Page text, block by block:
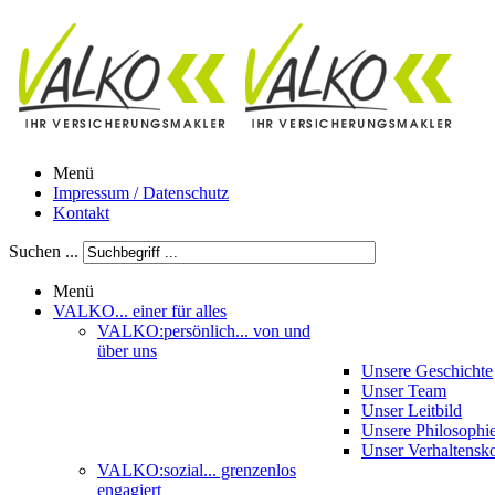
Menü
Impressum / Datenschutz
Kontakt
Suchen ...
Menü
VALKO... einer für alles
VALKO:persönlich... von und
über uns
Unsere Geschichte
Unser Team
Unser Leitbild
Unsere
Unser
VALKO:sozial... grenzenlos
engagiert